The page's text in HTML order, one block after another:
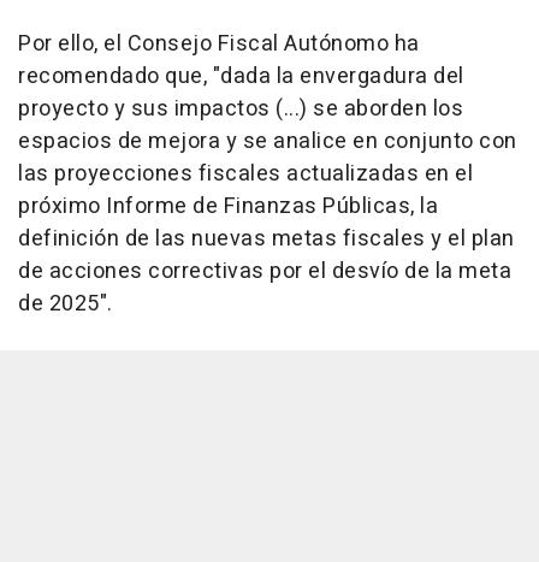
Por ello, el Consejo Fiscal Autónomo ha
recomendado que, "dada la envergadura del
proyecto y sus impactos (...) se aborden los
espacios de mejora y se analice en conjunto con
las proyecciones fiscales actualizadas en el
próximo Informe de Finanzas Públicas, la
definición de las nuevas metas fiscales y el plan
de acciones correctivas por el desvío de la meta
de 2025".